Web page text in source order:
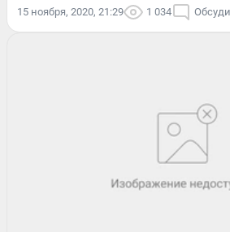
15 ноября, 2020, 21:29 1 034